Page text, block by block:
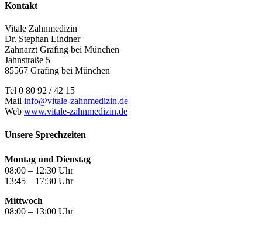
Kontakt
Vitale Zahnmedizin
Dr. Stephan Lindner
Zahnarzt Grafing bei München
Jahnstraße 5
85567 Grafing bei München
Tel 0 80 92 / 42 15
Mail info@vitale-zahnmedizin.de
Web www.vitale-zahnmedizin.de
Unsere Sprechzeiten
Montag und Dienstag
08:00 – 12:30 Uhr
13:45 – 17:30 Uhr
Mittwoch
08:00 – 13:00 Uhr